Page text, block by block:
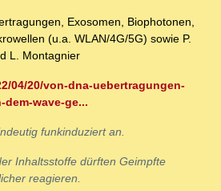
Exosomen, Biophotonen,
(u.a. WLAN/4G/5G) sowie P.
L. Montagnier
04/20/von-dna-uebertragungen-
wave-ge...
funkinduziert an.
Inhaltsstoffe dürften Geimpfte
reagieren.